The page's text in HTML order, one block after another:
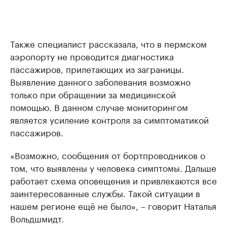
Также специалист рассказала, что в пермском
аэропорту не проводится диагностика
пассажиров, прилетающих из заграницы.
Выявление данного заболевания возможно
только при обращении за медицинской
помощью. В данном случае мониторингом
является усиление контроля за симптоматикой
пассажиров.
«Возможно, сообщения от бортпроводников о
том, что выявлены у человека симптомы. Дальше
работает схема оповещения и привлекаются все
заинтересованные службы. Такой ситуации в
нашем регионе ещё не было», – говорит Наталья
Вольдшмидт.